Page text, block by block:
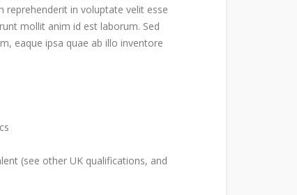
reprehenderit in voluptate velit esse
mollit anim id est laborum. Sed
eaque ipsa quae ab illo inventore
(see other UK qualifications, and